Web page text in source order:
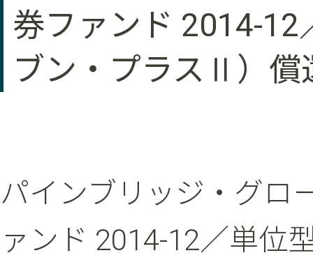
券ファンド 2014-
ブン・プラスⅡ）償
パインブリッジ・グロ
ァンド 2014-12／単位